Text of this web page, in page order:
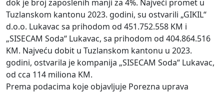
dok je broj zaposlenih manji za 4%. Najveći promet u
Tuzlanskom kantonu 2023. godini, su ostvarili „GIKIL“
d.o.o. Lukavac sa prihodom od 451.752.558 KM i
„SISECAM Soda“ Lukavac, sa prihodom od 404.864.516
KM. Najveću dobit u Tuzlanskom kantonu u 2023.
godini, ostvarila je kompanija „SISECAM Soda“ Lukavac,
od cca 114 miliona KM.
Prema podacima koje objavljuje Porezna uprava